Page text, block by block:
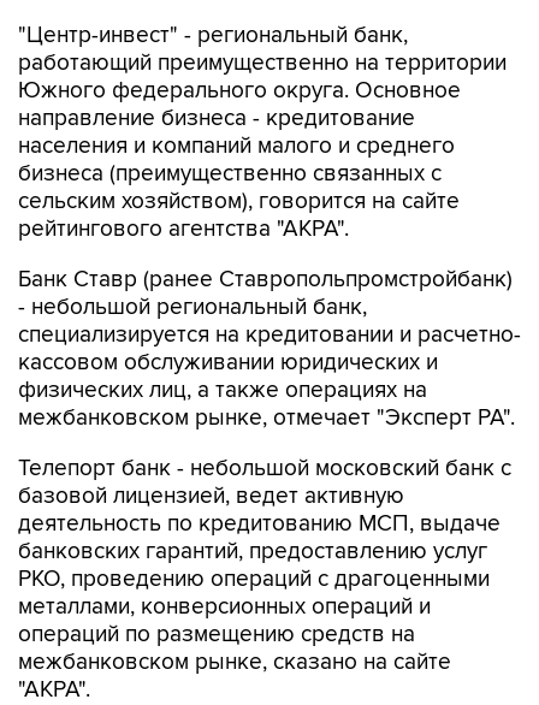
"Центр-инвест" - региональный банк,
работающий преимущественно на территории
Южного федерального округа. Основное
направление бизнеса - кредитование
населения и компаний малого и среднего
бизнеса (преимущественно связанных с
сельским хозяйством), говорится на сайте
рейтингового агентства "АКРА".
Банк Ставр (ранее Ставропольпромстройбанк)
- небольшой региональный банк,
специализируется на кредитовании и расчетно-
кассовом обслуживании юридических и
физических лиц, а также операциях на
межбанковском рынке, отмечает "Эксперт РА".
Телепорт банк - небольшой московский банк с
базовой лицензией, ведет активную
деятельность по кредитованию МСП, выдаче
банковских гарантий, предоставлению услуг
РКО, проведению операций с драгоценными
металлами, конверсионных операций и
операций по размещению средств на
межбанковском рынке, сказано на сайте
"АКРА".